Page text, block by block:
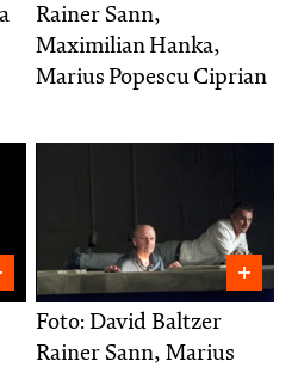
Rainer Sann,
Maximilian Hanka,
Marius Popescu Ciprian
Foto: David Baltzer
Rainer Sann, Marius